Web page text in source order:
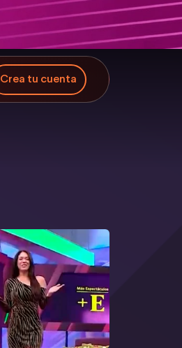
Crea tu cuenta